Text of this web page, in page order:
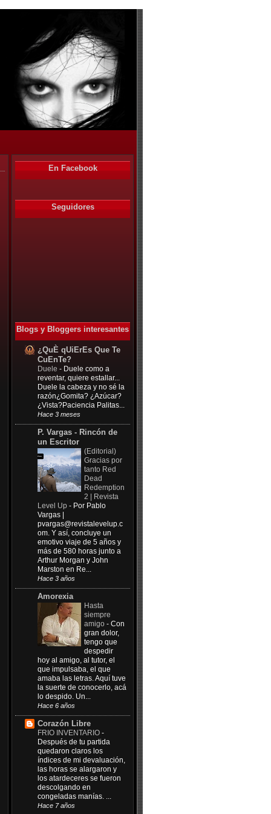
En Facebook
Seguidores
Blogs y Bloggers interesantes
¿QuÈ qUiErEs Que Te
CuEnTe?
Duele - Duele como a
reventar, quiere estallar...
Duele la cabeza y no sé la
razón¿Gomita? ¿Azúcar?
¿Vista?Paciencia Palitas...
Hace 3 meses
P. Vargas - Rincón de
un Escritor
(Editorial)
Gracias por
tanto Red
Dead
Redemption
2 | Revista
Level Up - Por Pablo
Vargas |
pvargas@revistalevelup.c
om. Y así, concluye un
emotivo viaje de 5 años y
más de 580 horas junto a
Arthur Morgan y John
Marston en Re...
Hace 3 años
Amorexia
Hasta
siempre
amigo - Con
gran dolor,
tengo que
despedir
hoy al amigo, al tutor, el
que impulsaba, el que
amaba las letras. Aquí tuve
la suerte de conocerlo, acá
lo despido. Un...
Hace 6 años
Corazón Libre
FRIO INVENTARIO -
Después de tu partida
quedaron claros los
índices de mi devaluación,
las horas se alargaron y
los atardeceres se fueron
descolgando en
congeladas manías. ...
Hace 7 años